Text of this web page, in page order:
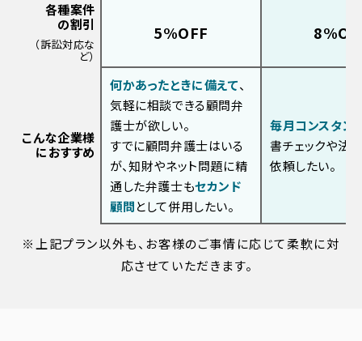
各種案件
の割引
（訴訟対応な
ど）
5%OFF
こんな企業様
におすすめ
何かあったときに備えて、
気軽に相談できる顧問弁
護⼠が欲しい。
すでに顧問弁護⼠はいる
が、知財やネット問題に精
通した弁護⼠もセカンド
顧問として併⽤したい。
毎月コンスタン
書チェックや法
依頼したい。
※上記プラン以外も、お客様のご事情に応じて柔軟に対
応させていただきます。